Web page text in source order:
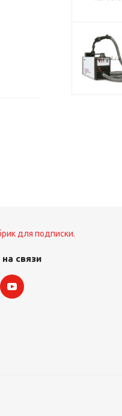
для подписки.
связи